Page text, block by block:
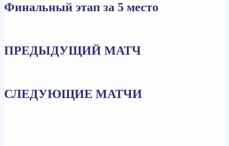
Финальный этап за 5 место
ПРЕДЫДУЩИЙ МАТЧ
СЛЕДУЮЩИЕ МАТЧИ